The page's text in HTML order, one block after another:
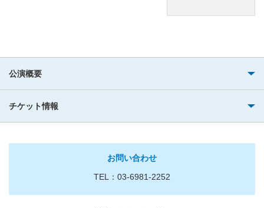
公演概要
チケット情報
お問い合わせ
TEL：03-6981-2252